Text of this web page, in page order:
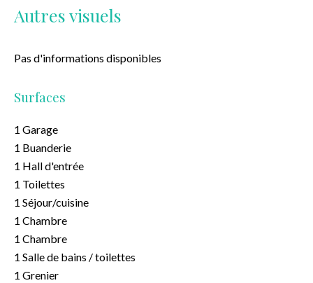
Autres visuels
Pas d'informations disponibles
Surfaces
1 Garage
1 Buanderie
1 Hall d'entrée
1 Toilettes
1 Séjour/cuisine
1 Chambre
1 Chambre
1 Salle de bains / toilettes
1 Grenier